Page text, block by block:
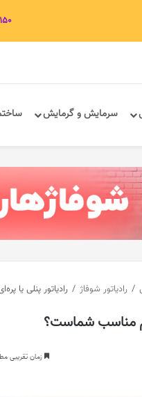
۱۵۰ هزار تومان تخفیف
سرمایش و گرمایش
/ رادیاتور شوفاژ / رادیاتور پنلی یا
مناسب شماست؟
زمان تقریبی مطالعه